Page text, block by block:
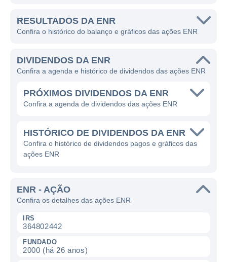
RESULTADOS DA ENR
Confira o histórico do balanço e gráficos das ações ENR
DIVIDENDOS DA ENR
Confira a agenda e histórico de dividendos das ações ENR
PRÓXIMOS DIVIDENDOS DA ENR
Confira a agenda de dividendos das ações ENR
HISTÓRICO DE DIVIDENDOS DA ENR
Confira o histórico de dividendos pagos e gráficos das
ações ENR
ENR - AÇÃO
Confira os detalhes das ações ENR
IRS
364802442
FUNDADO
2000 (há 26 anos)